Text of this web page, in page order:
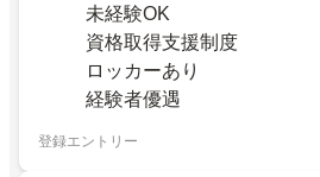
未経験OK
資格取得支援制度
ロッカーあり
経験者優遇
登録エントリー